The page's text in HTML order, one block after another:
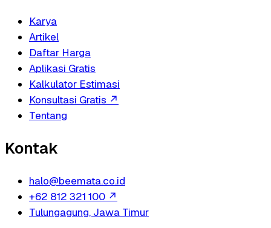
Karya
Artikel
Daftar Harga
Aplikasi Gratis
Kalkulator Estimasi
Konsultasi Gratis ↗
Tentang
Kontak
halo@beemata.co.id
+62 812 321 100 ↗
Tulungagung, Jawa Timur